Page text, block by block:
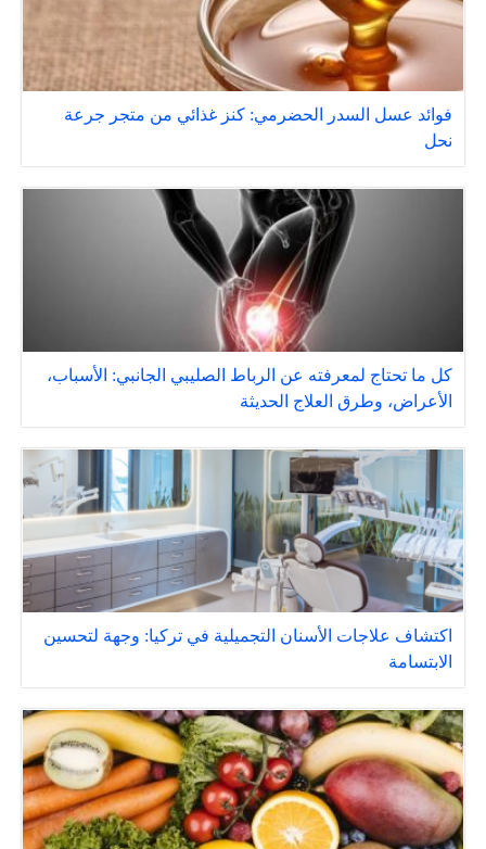
فوائد عسل السدر الحضرمي: كنز غذائي من متجر جرعة
نحل
كل ما تحتاج لمعرفته عن الرباط الصليبي الجانبي: الأسباب،
الأعراض، وطرق العلاج الحديثة
اكتشاف علاجات الأسنان التجميلية في تركيا: وجهة لتحسين
الابتسامة